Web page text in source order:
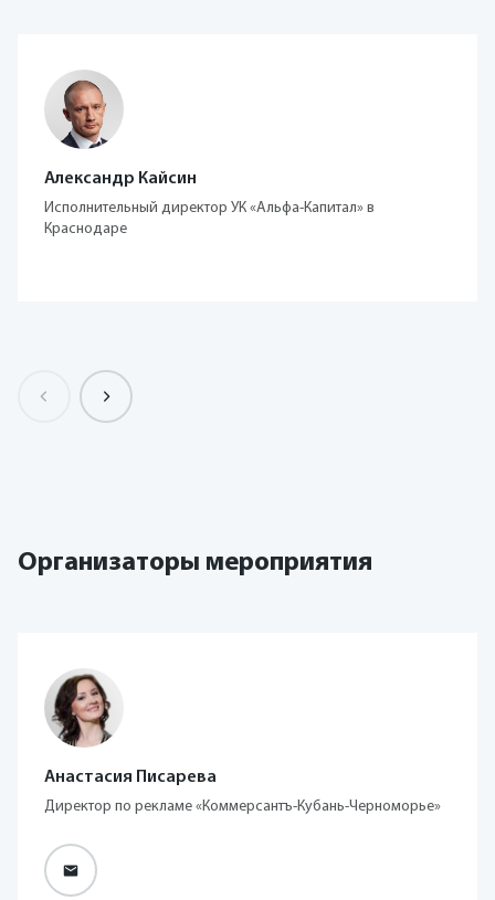
Александр Кайсин
Исполнительный директор УК «Альфа-Капитал» в
Краснодаре
Организаторы мероприятия
Анастасия Писарева
Директор по рекламе «Коммерсантъ-Кубань-Черноморье»